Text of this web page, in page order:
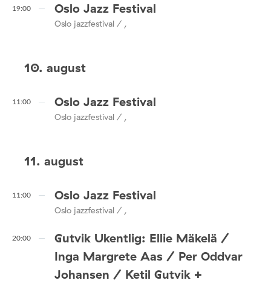
19:00 Oslo Jazz Festival
Oslo jazzfestival / ,
10. august
11:00 Oslo Jazz Festival
Oslo jazzfestival / ,
11. august
11:00 Oslo Jazz Festival
Oslo jazzfestival / ,
20:00
Gutvik Ukentlig: Ellie Mäkelä /
Inga Margrete Aas / Per Oddvar
Johansen / Ketil Gutvik +